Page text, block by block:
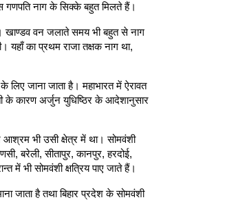
गणपति नाग के सिक्के बहुत मिलते हैं।
खाण्डव वन जलाते समय भी बहुत से नाग
यहाँ का प्रथम राजा तक्षक नाग था,
जाना जाता है। महाभारत में ऐरावत
के कारण अर्जुन युधिष्ठिर के आदेशानुसार
आश्रम भी उसी क्षेत्र में था। सोमवंशी
बरेली, सीतापुर, कानपुर, हरदोई,
में भी सोमवंशी क्षत्रिय पाए जाते हैं।
जाता है तथा बिहार प्रदेश के सोमवंशी